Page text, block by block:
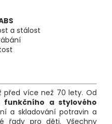
a stálost
před více než 70 lety. Od
funkčního a stylového
a skladování potravin a
řady pro děti. Všechny